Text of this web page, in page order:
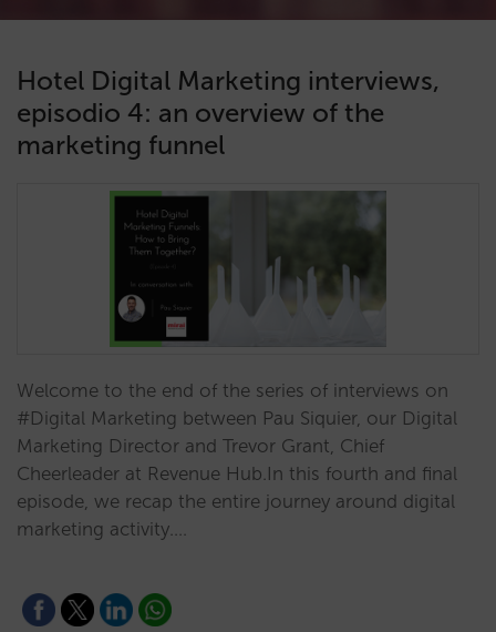
Hotel Digital Marketing interviews,
episodio 4: an overview of the
marketing funnel
Welcome to the end of the series of interviews on
#Digital Marketing between Pau Siquier, our Digital
Marketing Director and Trevor Grant, Chief
Cheerleader at Revenue Hub.In this fourth and final
episode, we recap the entire journey around digital
marketing activity.…